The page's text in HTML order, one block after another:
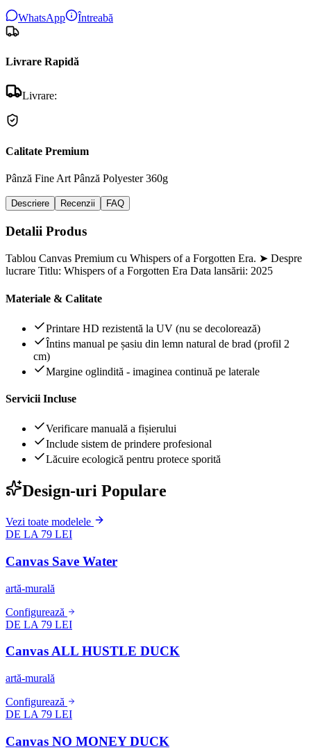
WhatsApp Întreabă
Livrare Rapidă
Livrare:
Calitate Premium
Pânză Fine Art Pânză Polyester 360g
Descriere Recenzii FAQ
Detalii Produs
Tablou Canvas Premium cu Whispers of a Forgotten Era. ➤ Despre
lucrare Titlu: Whispers of a Forgotten Era Data lansării: 2025
Materiale & Calitate
Printare HD rezistentă la UV (nu se decolorează)
Întins manual pe șasiu din lemn natural de brad (profil 2
cm)
Margine oglindită - imaginea continuă pe laterale
Servicii Incluse
Verificare manuală a fișierului
Include sistem de prindere profesional
Lăcuire ecologică pentru protece sporită
Design-uri Populare
Vezi toate modelele
DE LA 79 LEI
Canvas Save Water
artă-murală
Configurează
DE LA 79 LEI
Canvas ALL HUSTLE DUCK
artă-murală
Configurează
DE LA 79 LEI
Canvas NO MONEY DUCK